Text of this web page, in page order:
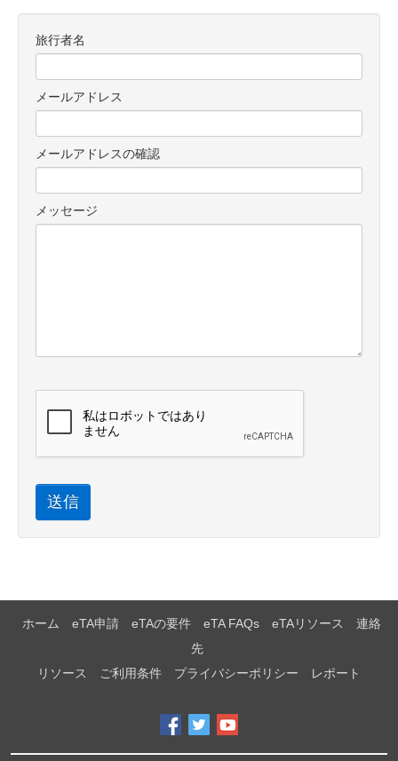
旅行者名
メールアドレス
メールアドレスの確認
メッセージ
送信
ホーム eTA申請 eTAの要件 eTA FAQs eTAリソース
連絡
先
リソース
ご利用条件 プライバシーポリシー レポート